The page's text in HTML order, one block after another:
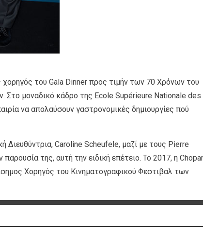
του Gala Dinner προς τιμήν των 70 Χρόνων του
Στο μοναδικό κάδρο της Ecole Supérieure Nationale des
να απολαύσουν γαστρονομικές δημιουργίες πού
Διευθύντρια, Caroline Scheufele, μαζί με τους Pierre
της, αυτή την ειδική επέτειο. Το 2017, η
Χορηγός του Κινηματογραφικού Φεστιβαλ των